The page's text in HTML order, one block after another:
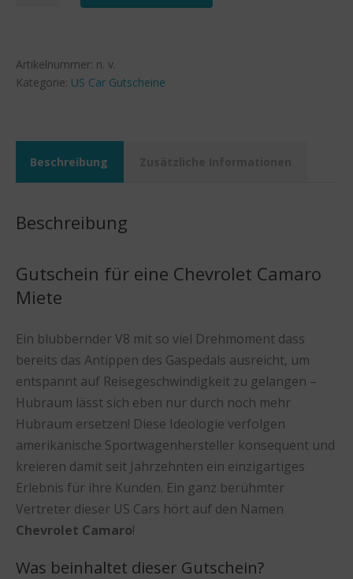
Artikelnummer: n. v.
Kategorie: US Car Gutscheine
Beschreibung
Beschreibung
Gutschein für eine Chevrolet Camaro
Miete
Ein blubbernder V8 mit so viel Drehmoment dass
bereits das Antippen des Gaspedals ausreicht, um
entspannt auf Reisegeschwindigkeit zu gelangen –
Hubraum lässt sich eben nur durch noch mehr
Hubraum ersetzen! Diese Ideologie verfolgen
amerikanische Sportwagenhersteller konsequent und
kreieren damit seit Jahrzehnten ein einzigartiges
Erlebnis für ihre Kunden. Ein ganz berühmter
Vertreter dieser US Cars hört auf den Namen
Chevrolet Camaro!
Was beinhaltet dieser Gutschein?